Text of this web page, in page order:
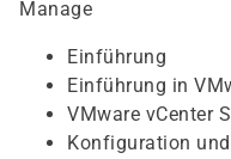
Manage
Einführung
Einführung in
VMware vCenter
Konfiguration